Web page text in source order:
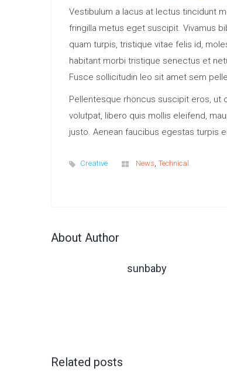
Vestibulum a lacus at lectus tincidunt
fringilla metus eget suscipit. Vivamus
quam turpis, tristique vitae felis id,
habitant morbi tristique senectus et
Fusce sollicitudin leo sit amet sem
Pellentesque rhoncus suscipit eros, ut
volutpat, libero quis mollis eleifend,
justo. Aenean faucibus egestas turpis
Creative News, Technical
About Author
sunbaby
Related posts